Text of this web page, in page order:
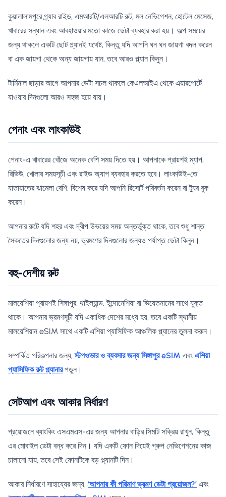
কুয়ালালামপুরে গ্র্যাব রাইড, এমআরটি/এলআরটি রুট, মল নেভিগেশন, হোটেল মেসেজ,
খাবারের সন্ধান এবং আবহাওয়ার মতো কাজে ডেটা ব্যবহার করা হয়। অল্প সময়ের
জন্য থাকলে একটি ছোট প্ল্যানই যথেষ্ট, কিন্তু যদি আপনি ঘন ঘন জায়গা বদল করেন
বা এক জায়গা থেকে অন্য জায়গায় যান, তবে আরও প্ল্যান কিনুন।
টার্মিনাল ছাড়ার আগে আপনার ডেটা সচল থাকলে কেএলআইএ থেকে এয়ারপোর্টে
যাওয়ার দিনগুলো আরও সহজ হয়ে যায়।
পেনাং এবং লাংকাউই
পেনাং-এ খাবারের খোঁজে অনেক বেশি সময় দিতে হয়। আপনাকে প্রায়শই ম্যাপ,
রিভিউ, খোলার সময়সূচী এবং রাইড অ্যাপ ব্যবহার করতে হবে। লাংকাউই-তে
যাতায়াতের ঝামেলা বেশি, বিশেষ করে যদি আপনি রিসোর্ট পরিবর্তন করেন বা ট্যুর বুক
করেন।
আপনার রুটে যদি শহর এবং দ্বীপ উভয়ের সময় অন্তর্ভুক্ত থাকে, তবে শুধু শান্ত
সৈকতের দিনগুলোর জন্য নয়, ভ্রমণের দিনগুলোর জন্যও পর্যাপ্ত ডেটা কিনুন।
বহু-দেশীয় রুট
মালয়েশিয়া প্রায়শই সিঙ্গাপুর, থাইল্যান্ড, ইন্দোনেশিয়া বা ভিয়েতনামের সাথে যুক্ত
থাকে। আপনার ভ্রমণসূচী যদি একাধিক দেশের মধ্যে হয়, তবে একটি স্থানীয়
মালয়েশিয়ান eSIM সাথে একটি এশিয়া প্যাসিফিক আঞ্চলিক প্ল্যানের তুলনা করুন।
সম্পর্কিত পরিকল্পনার জন্য,স্টপওভার ও ব্যবসার জন্য সিঙ্গাপুর eSIM এবং এশিয়া
প্যাসিফিক রুট প্ল্যানারপড়ুন।
সেটআপ এবং আকার নির্ধারণ
প্রয়োজনে ব্যাংকিং এসএমএস-এর জন্য আপনার বাড়ির সিমটি সক্রিয় রাখুন, কিন্তু
এর মোবাইল ডেটা বন্ধ করে দিন। যদি একটি ফোন দিয়েই গ্রুপ নেভিগেশনের কাজ
চালানো যায়, তবে সেই ফোনটিকে বড় প্ল্যানটি দিন।
আকার নির্ধারণে সাহায্যের জন্য, ‘আপনার কী পরিমাণ ভ্রমণ ডেটা প্রয়োজন?’ এবং